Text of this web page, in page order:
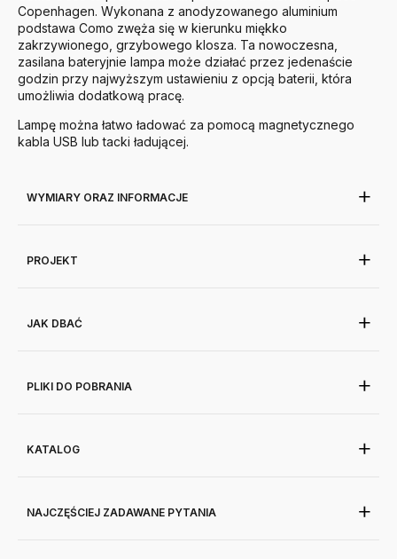
Copenhagen. Wykonana z anodyzowanego aluminium
podstawa Como zwęża się w kierunku miękko
zakrzywionego, grzybowego klosza. Ta nowoczesna,
zasilana bateryjnie lampa może działać przez jedenaście
godzin przy najwyższym ustawieniu z opcją baterii, która
umożliwia dodatkową pracę.
Lampę można łatwo ładować za pomocą magnetycznego
kabla USB lub tacki ładującej.
WYMIARY ORAZ INFORMACJE
PROJEKT
JAK DBAĆ
PLIKI DO POBRANIA
KATALOG
NAJCZĘŚCIEJ ZADAWANE PYTANIA